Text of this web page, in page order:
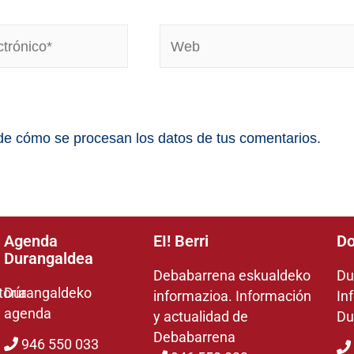
cómo se procesan los datos de tus comentarios.
Agenda
Durangaldea
Durangaldeko
agenda
946 550 033
EI! Berri
Debabarrena eskualdeko
informazioa. Información
y actualidad de
Debabarrena